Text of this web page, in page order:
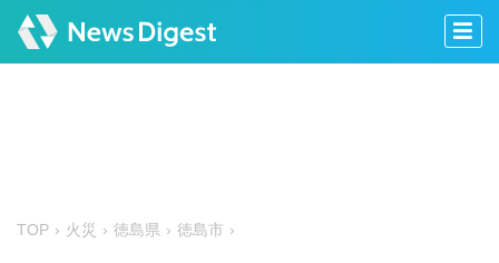
TOP 火災 徳島県 徳島市